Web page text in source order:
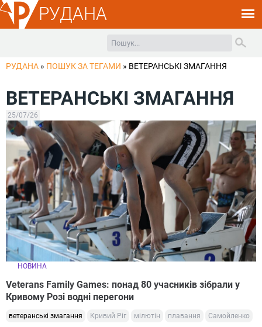
РУДАНА
РУДАНА » ПОШУК ЗА ТЕГАМИ » ВЕТЕРАНСЬКІ ЗМАГАННЯ
ВЕТЕРАНСЬКІ ЗМАГАННЯ
25/07/26
НОВИНА
Veterans Family Games: понад 80 учасників зібрали у
Кривому Розі водні перегони
ветеранські змагання Кривий Ріг мілютін плавання Самойленко